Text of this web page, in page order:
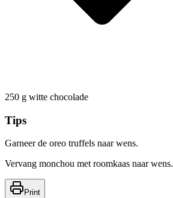
250 g witte chocolade
Tips
Garneer de oreo truffels naar wens.
Vervang monchou met roomkaas naar wens.
Print